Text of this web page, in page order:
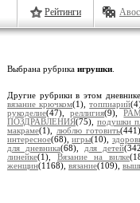
Рейтинги
Выбрана рубрика игрушки
Другие рубрики в этом
вязание крючком(1),топпиарий
рукоделие(47),реллигия(9),
ПОЗДРАВЛЕНИЯ(75), подушки
макраме(1), люблю готовить
интересное(68),игры(10),
для дневника(68), для детей
линейке(1), Вязание на вилке
женщин(1168), вязание(109),